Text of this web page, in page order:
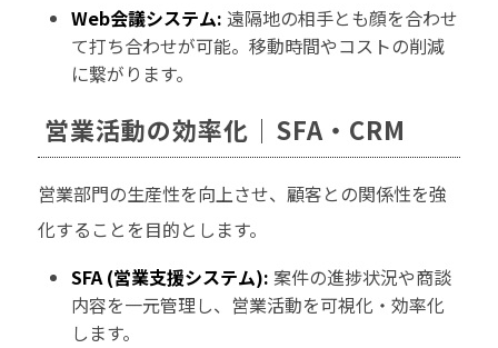
Web会議システム: 遠隔地の相手とも顔を合わせ
て打ち合わせが可能。移動時間やコストの削減
に繋がります。
営業活動の効率化｜SFA・CRM
営業部門の生産性を向上させ、顧客との関係性を強
化することを目的とします。
SFA (営業支援システム): 案件の進捗状況や商談
内容を一元管理し、営業活動を可視化・効率化
します。